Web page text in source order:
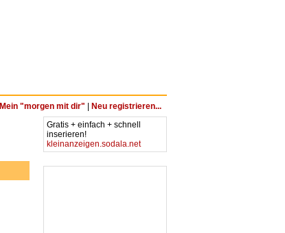
Mein "morgen mit dir" Neu registrieren...
Gratis + einfach + schnell
inserieren!
kleinanzeigen.sodala.net